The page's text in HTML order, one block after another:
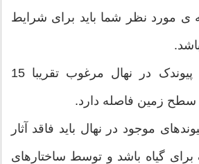
مورد نظر شما باید برای شرایط
* محل قرار گیری پیوندک در نهال مرغوب تقریبا 15
سطح زمین فاصله دارد.
موجود در نهال باید فاقد آثار
گیاه باشد و توسط ساختارهای